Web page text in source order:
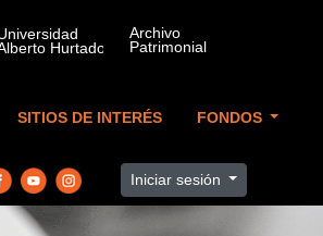
SITIOS DE INTERÉS FONDOS
Iniciar sesión